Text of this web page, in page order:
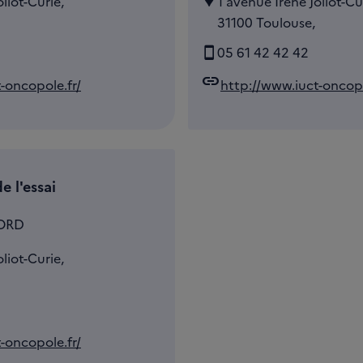
31100 Toulouse,
05 61 42 42 42
linkhttp://www.iuct-
l'essai
Curie,